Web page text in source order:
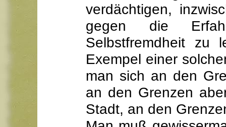
verdächtigen,
gegen die
Selbstfremdheit zu
Exempel einer
man sich an den
an den Grenzen
Stadt, an den